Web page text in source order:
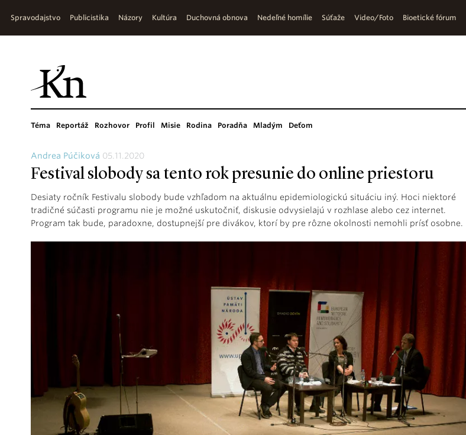
Spravodajstvo Publicistika Názory Kultúra Duchovná obnova Nedeľné homílie Súťaže Video/Foto Bioetické fórum
Téma Reportáž Rozhovor Profil Misie Rodina Poradňa Mladým Deťom
Andrea Púčiková 05.11.2020
Festival slobody sa tento rok presunie do online priestoru
Desiaty ročník Festivalu slobody bude vzhľadom na aktuálnu epidemiologickú situáciu iný. Hoci niektoré
tradičné súčasti programu nie je možné uskutočniť, diskusie odvysielajú v rozhlase alebo cez internet.
Program tak bude, paradoxne, dostupnejší pre divákov, ktorí by pre rôzne okolnosti nemohli prísť osobne.